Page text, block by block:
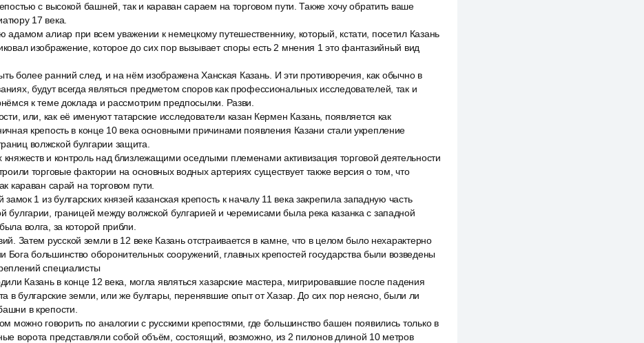
с высокой башней, так и караван сараем на торговом пути. Также хочу обратить ваше
17 века.
адамом алиар при всем уважении к немецкому путешественнику, который, кстати, посетил Казань
изображение, которое до сих пор вызывает споры есть 2 мнения 1 это фантазийный вид
более ранний след, и на нём изображена Ханская Казань. И эти противоречия, как обычно в
будут всегда являться предметом споров как профессиональных исследователей, так и
к теме доклада и рассмотрим предпосылки. Разви.
или, как её именуют татарские исследователи казан Кермен Казань, появляется как
крепость в конце 10 века основными причинами появления Казани стали укрепление
волжской булгарии защита.
и контроль над близлежащими оседлыми племенами активизация торговой деятельности
торговые фактории на основных водных артериях существует также версия о том, что
караван сарай на торговом пути.
замок 1 из булгарских князей казанская крепость к началу 11 века закрепила западную часть
булгарии, границей между волжской булгарией и черемисами была река казанка с западной
волга, за которой прибли.
Затем русской земли в 12 веке Казань отстраивается в камне, что в целом было нехарактерно
Бога большинство оборонительных сооружений, главных крепостей государства были возведены
специалисты
Казань в конце 12 века, могла являться хазарские мастера, мигрировавшие после падения
в булгарские земли, или же булгары, перенявшие опыт от Хазар. До сих пор неясно, были ли
в крепости.
можно говорить по аналогии с русскими крепостями, где большинство башен появились только в
ворота представляли собой объём, состоящий, возможно, из 2 пилонов длиной 10 метров